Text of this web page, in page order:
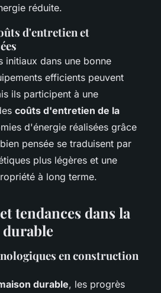
réduite.
d'entretien et
initiaux dans une bonne
efficients peuvent
ils participent à une
coûts d'entretien de la
d'énergie réalisées grâce
pensée se traduisent par
plus légères et une
à long terme.
tendances dans la
en construction
durable, les progrès